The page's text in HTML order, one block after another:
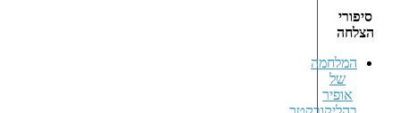
סיפורי
הצלחה
המלחמה
של
אופיר